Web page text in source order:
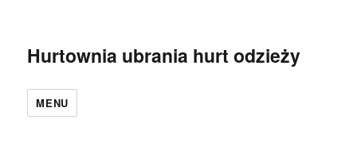
Hurtownia ubrania hurt odzieży
MENU